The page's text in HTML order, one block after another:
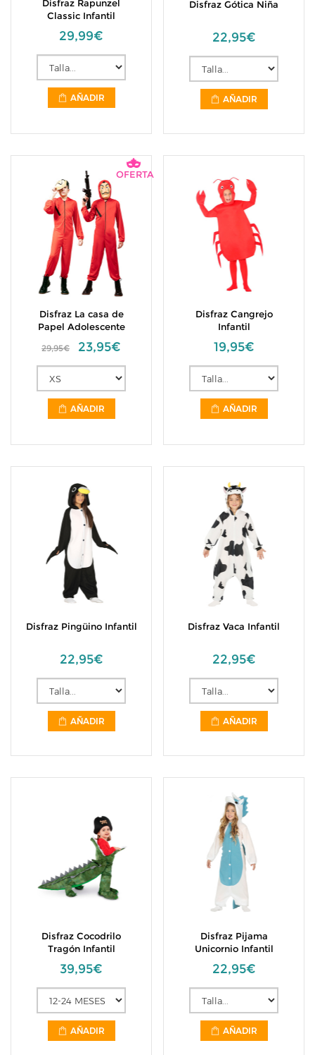
Disfraz Rapunzel
Classic Infantil
29,99€
AÑADIR
Disfraz Gótica Niña
22,95€
AÑADIR
Disfraz La casa de
Papel Adolescente
29,95€ 23,95€
AÑADIR
OFERTA
Disfraz Cangrejo
Infantil
19,95€
AÑADIR
Disfraz Pingüino Infantil
22,95€
AÑADIR
Disfraz Vaca Infantil
22,95€
AÑADIR
Disfraz Cocodrilo
Tragón Infantil
39,95€
AÑADIR
Disfraz Pijama
Unicornio Infantil
22,95€
AÑADIR